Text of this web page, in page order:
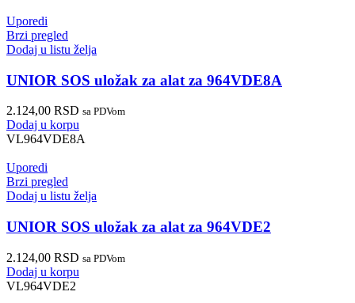
Uporedi
Brzi pregled
Dodaj u listu želja
UNIOR SOS uložak za alat za 964VDE8A
2.124,00 RSD sa PDVom
Dodaj u korpu
VL964VDE8A
Uporedi
Brzi pregled
Dodaj u listu želja
UNIOR SOS uložak za alat za 964VDE2
2.124,00 RSD sa PDVom
Dodaj u korpu
VL964VDE2